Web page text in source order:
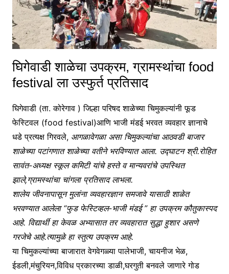
घिगेवाडी शाळेचा उपक्रम, ग्रामस्थांचा food
festival ला उस्फुर्त प्रतिसाद
घिगेवाडी (ता. कोरेगाव ) जिल्हा परिषद शाळेच्या चिमुकल्यांनी फूड
फेस्टिवल (food festival)आणि भाजी मंडई भरवत व्यवहार ज्ञानाचे
धडे प्रत्यक्ष गिरवले, आगळावेगळा असा चिमुकल्यांचा आठवडी बाजार
शाळेच्या पटांगणात शाळेच्या वतीने भरविण्यात आला. उद्घाटन श्री.रोहित
सावंत-अध्यक्ष स्कूल कमिटी यांचे हस्ते व मान्यवरांचे उपस्थित
झाले,ग्रामस्थांचा चांगला प्रतिसाद लाभला.
शालेय जीवनापासून मुलांना व्यवहारज्ञान समजावे यासाठी शाळेत
भरवण्यात आलेला “फुड फेस्टिव्हल-भाजी मंडई ” हा उपक्रम कौतुकास्पद
आहे. विद्यार्थी हा केवळ अभ्यासात तर व्यवहारात सुद्धा हुशार असणे
गरजेचे आहे.त्यामुळे हा स्तुत्य उपक्रम आहे.
या चिमुकल्यांच्या बाजारात वेगवेगळ्या पालेभाजी, चायनीज भेळ,
ईडली,मंचुरियन,विविध प्रकारच्या डाळी,घरगुती बनवले जाणारे गोड